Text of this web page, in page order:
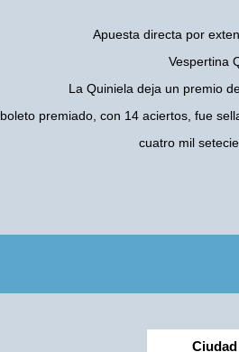
Apuesta directa por
Vespertina
La Quiniela deja un premio
boleto premiado, con 14 aciertos, fue
cuatro mil
Ciudad